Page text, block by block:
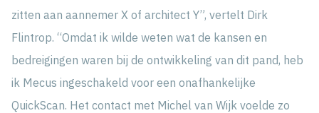
zitten aan aannemer X of architect Y”, vertelt Dirk
Flintrop. “Omdat ik wilde weten wat de kansen en
bedreigingen waren bij de ontwikkeling van dit pand, heb
ik Mecus ingeschakeld voor een onafhankelijke
QuickScan. Het contact met Michel van Wijk voelde zo